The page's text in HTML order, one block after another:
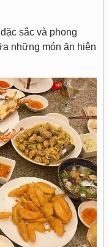
sắc và phong
những món ăn hiện